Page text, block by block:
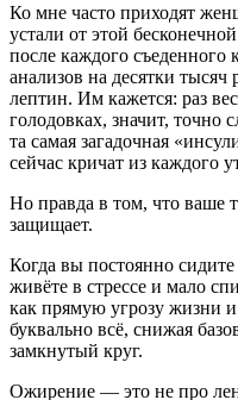
Ко мне часто приходят
устали от этой
после каждого
анализов на десятки
лептин. Им кажется: раз
голодовках, значит, точно
та самая загадочная
сейчас кричат из каждого
Но правда в том, что ваше
защищает.
Когда вы постоянно
живёте в стрессе и мало
как прямую угрозу жизни
буквально всё, снижая
замкнутый круг.
Ожирение — это не про